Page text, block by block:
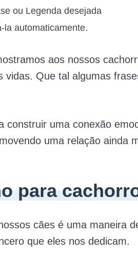
ou Legenda desejada
la automaticamente.
aos nossos
vidas. Que tal algumas
construir uma conexão
uma relação ainda
para
cães é uma maneira
que eles nos dedicam.